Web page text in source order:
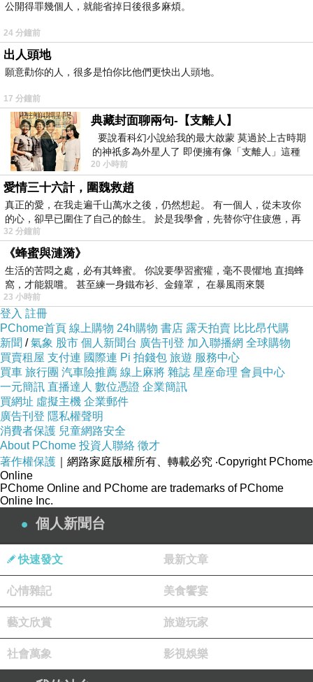
公開得罪幾個人，就能省掉日後很多麻煩。
24 分鐘前
出人頭地
願意勸你的人，很多是怕你比他們更快出人頭地。
17 分鐘前
典藏封面聊兩句-【支離人】
要說看科幻小說給我的最大啟蒙 莫過於上古時期
的神祇多為外星人了 即便擁有像「支離人」這種
驚世駭俗的神通法門 也未必讀
20 小時前
愛情三十六計，圍魏救趙
真正的愛，在我走遍千山萬水之後，仍然想起。 有一個人，從未攻你
的心，卻早已圍住了自己的餘生。 於是我學會，先替你守住疲憊，再
32 分鐘前
《蜂蜜與漣漪》
生活的苦悶之處，必有其蜂蜜。 你說要學習蜜獾，毫不畏懼地 直搗蜂
窩，才能親嚐。 甚至練一身鐵布衫、金鐘罩， 在暴風雨來襲
23 小時前
登入 註冊
PChome首頁 線上購物 24h購物 書店 露天拍賣 比比昂代購
新聞 /氣象 股市 個人新聞台 廣告刊登 加入聯播網 全球購物
買賣租屋 支付連 國際連 Pi 拍錢包 旅遊 服務中心
買車 旅行團 汽車險推薦 線上麻將 雜誌 星座命理 會員中心
一元簡訊 直播達人 數位憑證 企業簡訊
買網址 虛擬主機 企業郵件
廣告刊登 隱私權聲明
消費者保護 兒童網路安全
About PChome 投資人聯絡 徵才
著作權保護 ｜網路家庭版權所有、轉載必究 ‧Copyright PChome
Online
PChome Online and PChome are trademarks of PChome
Online Inc.
個人新聞台
快速發文 最新文章
心情雜記 美食饗宴
藝文欣賞 旅遊玩家
社會萬象 影視娛樂